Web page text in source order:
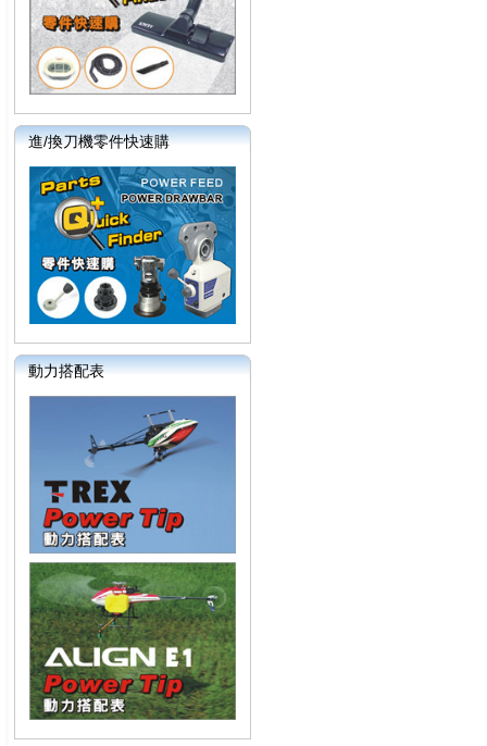
進/換刀機零件快速購
動力搭配表